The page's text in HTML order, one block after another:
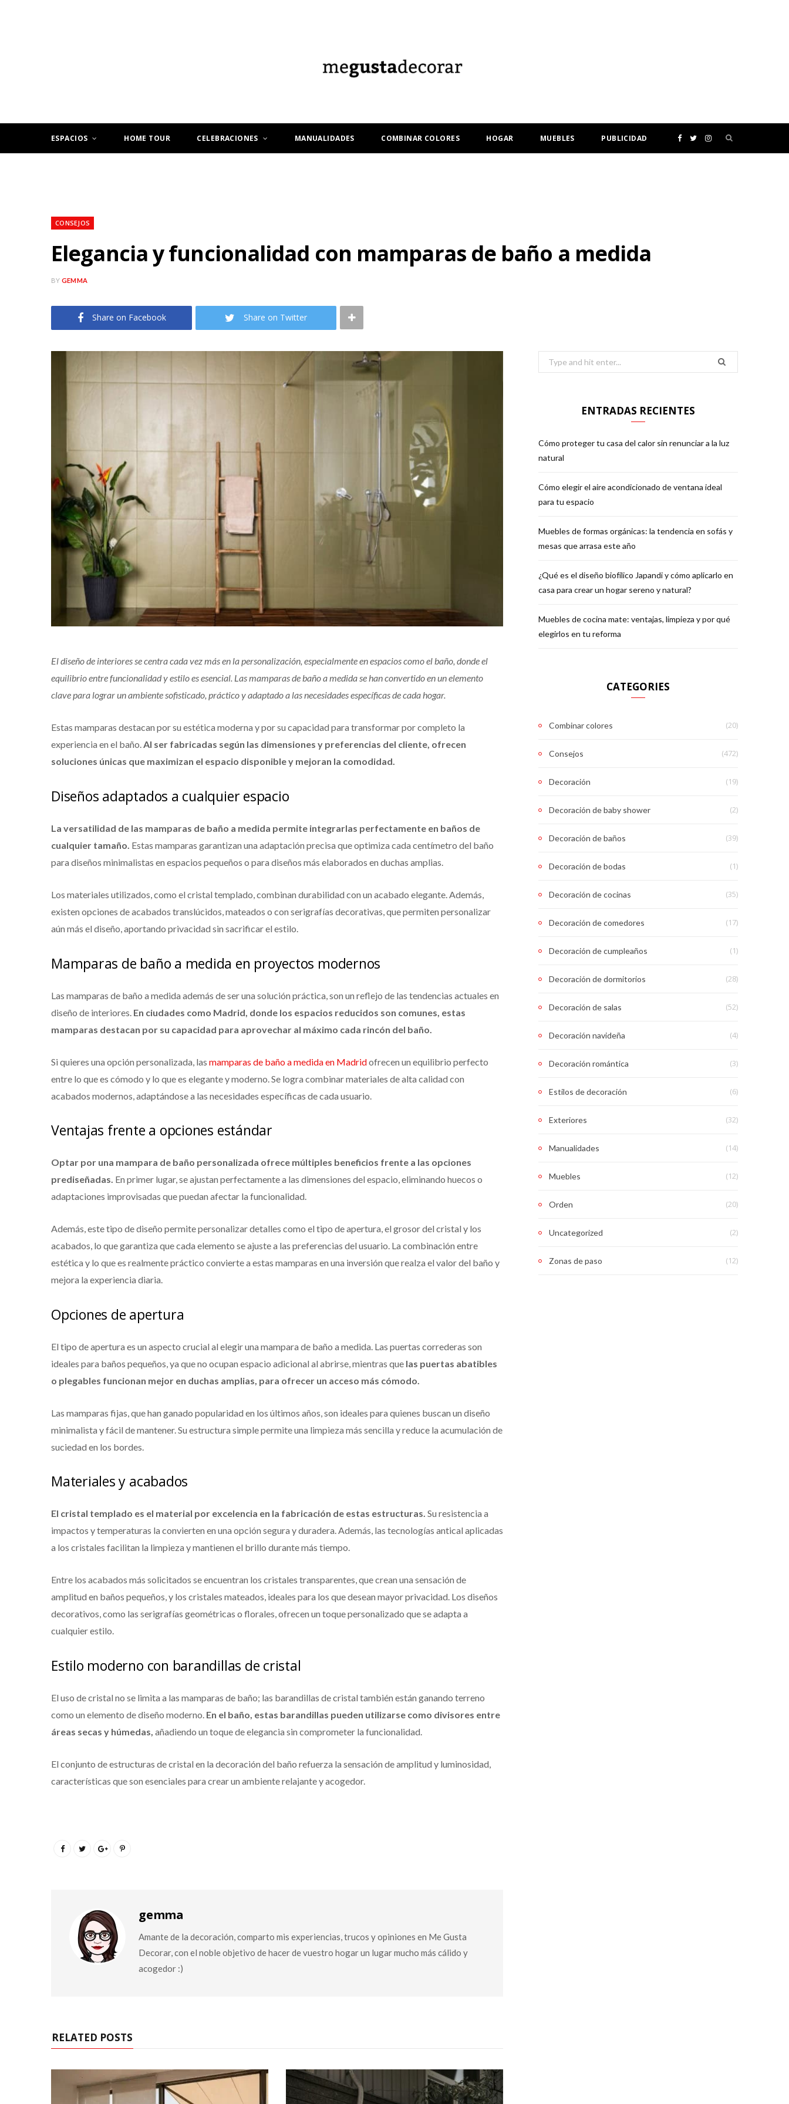
F T I
ESPACIOS HOME TOUR CELEBRACIONES MANUALIDADES COMBINAR COLORES HOGAR MUEBLES PUBLICIDAD
CONSEJOS
Elegancia y funcionalidad con mamparas de baño a medida
BY GEMMA
Share on Facebook Share on Twitter
El diseño de interiores se centra cada vez más en la personalización, especialmente en espacios como el baño, donde el
equilibrio entre funcionalidad y estilo es esencial. Las mamparas de baño a medida se han convertido en un elemento
clave para lograr un ambiente sofisticado, práctico y adaptado a las necesidades específicas de cada hogar.
Estas mamparas destacan por su estética moderna y por su capacidad para transformar por completo la
experiencia en el baño.Al ser fabricadas según las dimensiones y preferencias del cliente, ofrecen
soluciones únicas que maximizan el espacio disponible y mejoran la comodidad.
Diseños adaptados a cualquier espacio
La versatilidad de las mamparas de baño a medida permite integrarlas perfectamente en baños de
cualquier tamaño. Estas mamparas garantizan una adaptación precisa que optimiza cada centímetro del baño
para diseños minimalistas en espacios pequeños o para diseños más elaborados en duchas amplias.
Los materiales utilizados, como el cristal templado, combinan durabilidad con un acabado elegante. Además,
existen opciones de acabados translúcidos, mateados o con serigrafías decorativas, que permiten personalizar
aún más el diseño, aportando privacidad sin sacrificar el estilo.
Mamparas de baño a medida en proyectos modernos
Las mamparas de baño a medida además de ser una solución práctica, son un reflejo de las tendencias actuales en
diseño de interiores. En ciudades como Madrid, donde los espacios reducidos son comunes, estas
mamparas destacan por su capacidad para aprovechar al máximo cada rincón del baño.
Si quieres una opción personalizada, las mamparas de baño a medida en Madridofrecen un equilibrio perfecto
entre lo que es cómodo y lo que es elegante y moderno. Se logra combinar materiales de alta calidad con
acabados modernos, adaptándose a las necesidades específicas de cada usuario.
Ventajas frente a opciones estándar
Optar por una mampara de baño personalizada ofrece múltiples beneficios frente a las opciones
prediseñadas. En primer lugar, se ajustan perfectamente a las dimensiones del espacio, eliminando huecos o
adaptaciones improvisadas que puedan afectar la funcionalidad.
Además, este tipo de diseño permite personalizar detalles como el tipo de apertura, el grosor del cristal y los
acabados, lo que garantiza que cada elemento se ajuste a las preferencias del usuario. La combinación entre
estética y lo que es realmente práctico convierte a estas mamparas en una inversión que realza el valor del baño y
mejora la experiencia diaria.
Opciones de apertura
El tipo de apertura es un aspecto crucial al elegir una mampara de baño a medida. Las puertas correderas son
ideales para baños pequeños, ya que no ocupan espacio adicional al abrirse, mientras que las puertas abatibles
o plegables funcionan mejor en duchas amplias, para ofrecer un acceso más cómodo.
Las mamparas fijas, que han ganado popularidad en los últimos años, son ideales para quienes buscan un diseño
minimalista y fácil de mantener. Su estructura simple permite una limpieza más sencilla y reduce la acumulación de
suciedad en los bordes.
Materiales y acabados
El cristal templado es el material por excelencia en la fabricación de estas estructuras. Su resistencia a
impactos y temperaturas la convierten en una opción segura y duradera. Además, las tecnologías antical aplicadas
a los cristales facilitan la limpieza y mantienen el brillo durante más tiempo.
Entre los acabados más solicitados se encuentran los cristales transparentes, que crean una sensación de
amplitud en baños pequeños, y los cristales mateados, ideales para los que desean mayor privacidad. Los diseños
decorativos, como las serigrafías geométricas o florales, ofrecen un toque personalizado que se adapta a
cualquier estilo.
Estilo moderno con barandillas de cristal
El uso de cristal no se limita a las mamparas de baño; las barandillas de cristal también están ganando terreno
como un elemento de diseño moderno. En el baño, estas barandillas pueden utilizarse como divisores entre
áreas secas y húmedas, añadiendo un toque de elegancia sin comprometer la funcionalidad.
El conjunto de estructuras de cristal en la decoración del baño refuerza la sensación de amplitud y luminosidad,
características que son esenciales para crear un ambiente relajante y acogedor.
gemma
Amante de la decoración, comparto mis experiencias, trucos y opiniones en Me Gusta
Decorar, con el noble objetivo de hacer de vuestro hogar un lugar mucho más cálido y
acogedor :)
RELATED POSTS
Search
for:
ENTRADAS RECIENTES
Cómo proteger tu casa del calor sin renunciar a la luz
natural
Cómo elegir el aire acondicionado de ventana ideal
para tu espacio
Muebles de formas orgánicas: la tendencia en sofás y
mesas que arrasa este año
¿Qué es el diseño biofílico Japandi y cómo aplicarlo en
casa para crear un hogar sereno y natural?
Muebles de cocina mate: ventajas, limpieza y por qué
elegirlos en tu reforma
CATEGORIES
Combinar colores (20)
Consejos (472)
Decoración (19)
Decoración de baby shower (2)
Decoración de baños (39)
Decoración de bodas (1)
Decoración de cocinas (35)
Decoración de comedores (17)
Decoración de cumpleaños (1)
Decoración de dormitorios (28)
Decoración de salas (52)
Decoración navideña (4)
Decoración romántica (3)
Estilos de decoración (6)
Exteriores (32)
Manualidades (14)
Muebles (12)
Orden (20)
Uncategorized (2)
Zonas de paso (12)